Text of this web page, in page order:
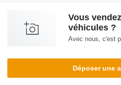
Vous
véhicules ?
Avec nous, c'est
Déposer une